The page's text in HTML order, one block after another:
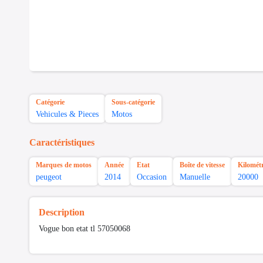
Catégorie
Vehicules & Pieces
Sous-catégorie
Motos
Caractéristiques
Marques de motos
peugeot
Année
2014
Etat
Occasion
Boîte de vitesse
Manuelle 20000
Description
Vogue bon etat tl 57050068